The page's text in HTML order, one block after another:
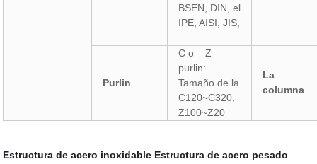
BSEN, DIN, el
IPE, AISI, JIS,
Purlin
C o Z
purlin:
Tamaño de la
C120~C320,
Z100~Z20
La
columna
Estructura de acero inoxidable Estructura de acero pesado